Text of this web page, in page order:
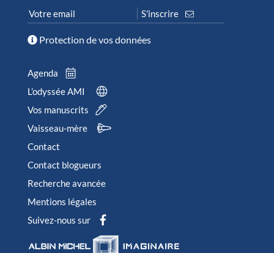
Protection de vos données
Agenda
L’odyssée AMI
Vos manuscrits
Vaisseau-mère
Contact
Contact blogueurs
Recherche avancée
Mentions légales
Suivez-nous sur